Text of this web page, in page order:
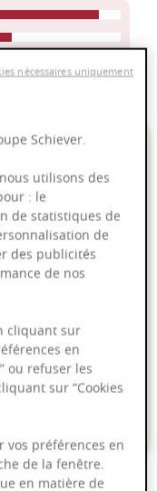
/ L
Schiever.
utilisons des
: le
de statistiques de
de
des publicités
de nos
cliquant sur
en
ou refuser les
sur “Cookies
vos préférences en
de la fenêtre.
en matière de
nécessaires uniquement